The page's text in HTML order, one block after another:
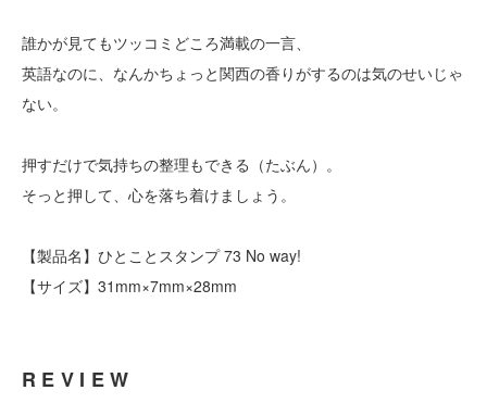
誰かが見てもツッコミどころ満載の一言、
英語なのに、なんかちょっと関西の香りがするのは気のせいじゃ
ない。
押すだけで気持ちの整理もできる（たぶん）。
そっと押して、心を落ち着けましょう。
【製品名】ひとことスタンプ 73 No way!
【サイズ】31mm×7mm×28mm
REVIEW